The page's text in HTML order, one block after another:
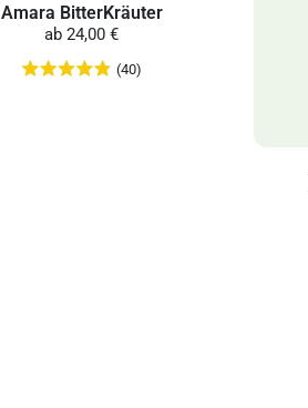
Amara BitterKräuter
ab 24,00 €
(40)